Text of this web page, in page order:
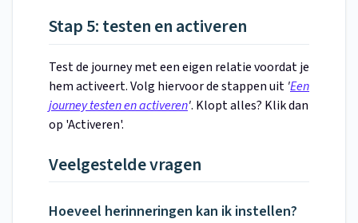
Stap 5: testen en activeren
Test de journey met een eigen relatie voordat je
hem activeert. Volg hiervoor de stappen uit 'Een
journey testen en activeren'. Klopt alles? Klik dan
op 'Activeren'.
Veelgestelde vragen
Hoeveel herinneringen kan ik instellen?